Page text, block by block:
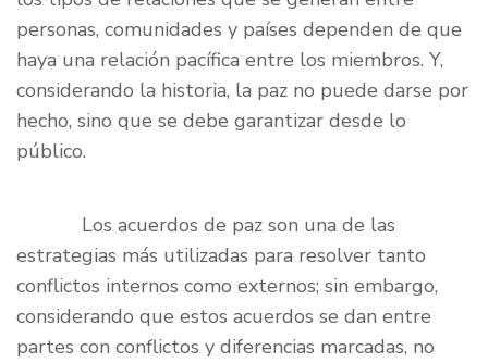
personas, comunidades y países dependen de que
haya una relación pacífica entre los miembros. Y,
considerando la historia, la paz no puede darse por
hecho, sino que se debe garantizar desde lo
público.
Los acuerdos de paz son una de las
estrategias más utilizadas para resolver tanto
conflictos internos como externos; sin embargo,
considerando que estos acuerdos se dan entre
partes con conflictos y diferencias marcadas, no